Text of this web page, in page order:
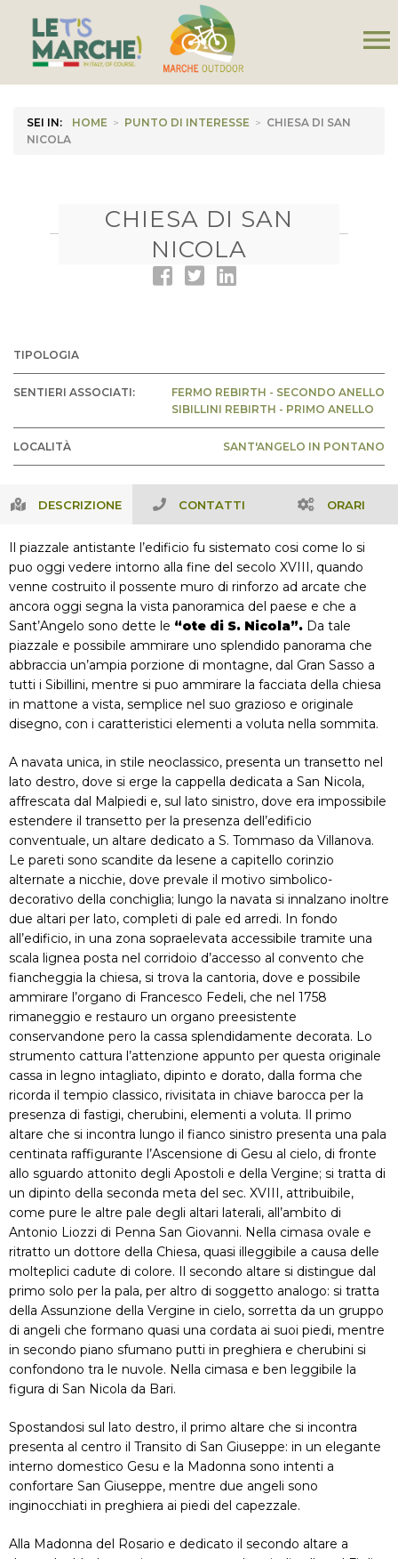
menu
SEI IN: HOME > PUNTO DI INTERESSE > CHIESA DI SAN
NICOLA
CHIESA DI SAN
NICOLA
TIPOLOGIA
SENTIERI ASSOCIATI:
FERMO REBIRTH - SECONDO ANELLO
SIBILLINI REBIRTH - PRIMO ANELLO
LOCALITÀ SANT'ANGELO IN PONTANO
DESCRIZIONE CONTATTI ORARI
Il piazzale antistante l’edificio fu sistemato cosi come lo si
puo oggi vedere intorno alla fine del secolo XVIII, quando
venne costruito il possente muro di rinforzo ad arcate che
ancora oggi segna la vista panoramica del paese e che a
Sant’Angelo sono dette le “ote di S. Nicola”. Da tale
piazzale e possibile ammirare uno splendido panorama che
abbraccia un’ampia porzione di montagne, dal Gran Sasso a
tutti i Sibillini, mentre si puo ammirare la facciata della chiesa
in mattone a vista, semplice nel suo grazioso e originale
disegno, con i caratteristici elementi a voluta nella sommita.
A navata unica, in stile neoclassico, presenta un transetto nel
lato destro, dove si erge la cappella dedicata a San Nicola,
affrescata dal Malpiedi e, sul lato sinistro, dove era impossibile
estendere il transetto per la presenza dell’edificio
conventuale, un altare dedicato a S. Tommaso da Villanova.
Le pareti sono scandite da lesene a capitello corinzio
alternate a nicchie, dove prevale il motivo simbolico-
decorativo della conchiglia; lungo la navata si innalzano inoltre
due altari per lato, completi di pale ed arredi. In fondo
all’edificio, in una zona sopraelevata accessibile tramite una
scala lignea posta nel corridoio d’accesso al convento che
fiancheggia la chiesa, si trova la cantoria, dove e possibile
ammirare l’organo di Francesco Fedeli, che nel 1758
rimaneggio e restauro un organo preesistente
conservandone pero la cassa splendidamente decorata. Lo
strumento cattura l’attenzione appunto per questa originale
cassa in legno intagliato, dipinto e dorato, dalla forma che
ricorda il tempio classico, rivisitata in chiave barocca per la
presenza di fastigi, cherubini, elementi a voluta. Il primo
altare che si incontra lungo il fianco sinistro presenta una pala
centinata raffigurante l’Ascensione di Gesu al cielo, di fronte
allo sguardo attonito degli Apostoli e della Vergine; si tratta di
un dipinto della seconda meta del sec. XVIII, attribuibile,
come pure le altre pale degli altari laterali, all’ambito di
Antonio Liozzi di Penna San Giovanni. Nella cimasa ovale e
ritratto un dottore della Chiesa, quasi illeggibile a causa delle
molteplici cadute di colore. Il secondo altare si distingue dal
primo solo per la pala, per altro di soggetto analogo: si tratta
della Assunzione della Vergine in cielo, sorretta da un gruppo
di angeli che formano quasi una cordata ai suoi piedi, mentre
in secondo piano sfumano putti in preghiera e cherubini si
confondono tra le nuvole. Nella cimasa e ben leggibile la
figura di San Nicola da Bari.
Spostandosi sul lato destro, il primo altare che si incontra
presenta al centro il Transito di San Giuseppe: in un elegante
interno domestico Gesu e la Madonna sono intenti a
confortare San Giuseppe, mentre due angeli sono
inginocchiati in preghiera ai piedi del capezzale.
Alla Madonna del Rosario e dedicato il secondo altare a